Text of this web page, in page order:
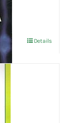
Details
ALOPECIA